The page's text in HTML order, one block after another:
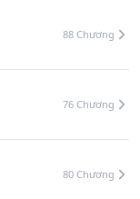
88 Chương
76 Chương
80 Chương